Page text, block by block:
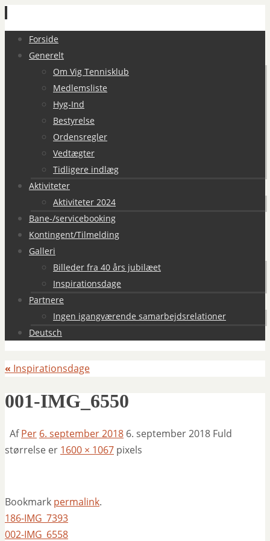
SpringForside
Generelt
Om Vig Tennisklub
Medlemsliste
Hyg-Ind
Bestyrelse
Ordensregler
Vedtægter
Tidligere indlæg
Aktiviteter
Aktiviteter 2024
Bane-/servicebooking
Kontingent/Tilmelding
Galleri
Billeder fra 40 års jubilæet
Inspirationsdage
Partnere
Ingen igangværende samarbejdsrelationer
Deutsch
« Inspirationsdage
001-IMG_6550
AfPer 6. september 2018 6. september 2018 Fuld
størrelse er 1600 × 1067 pixels
Bookmark permalink.
186-IMG_7393
002-IMG_6558